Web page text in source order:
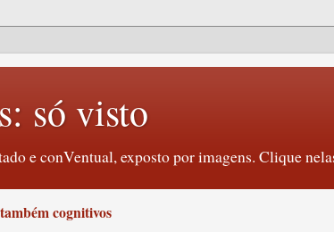
só visto
e conVentual, exposto por imagens. Clique
cognitivos